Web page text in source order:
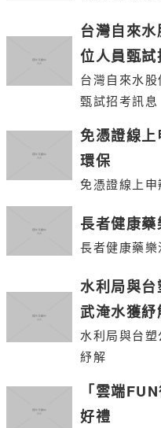
台灣自來
位人員甄試
台灣自來水
甄試招考訊息
免憑證線
環保
免憑證線上
長者健康
長者健康藥
水利局與
武淹水獲紓
水利局與台
紓解
「雲端
好禮